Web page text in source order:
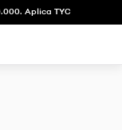
Aplica TYC